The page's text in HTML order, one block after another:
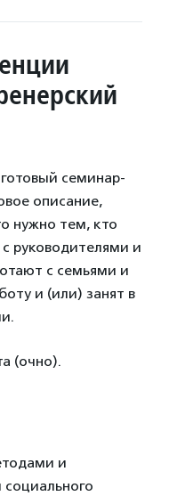
семинар-
описание,
нужно тем, кто
руководителями и
с семьями и
и (или) занят в
(очно).
и